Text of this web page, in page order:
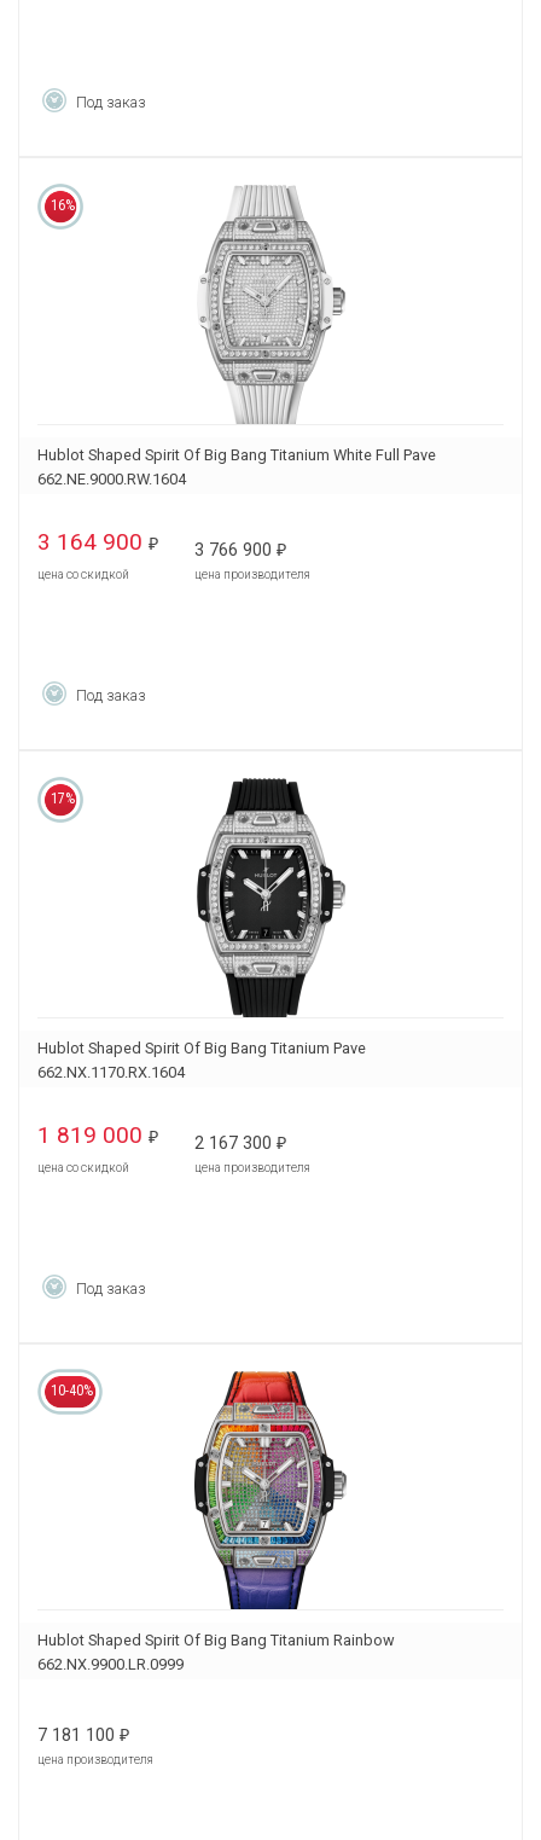
Под заказ
16%
Hublot Shaped Spirit Of Big Bang Titanium White Full Pave
662.NE.9000.RW.1604
3 164 900 ₽
цена со скидкой
3 766 900 ₽
цена производителя
Под заказ
17%
Hublot Shaped Spirit Of Big Bang Titanium Pave
662.NX.1170.RX.1604
1 819 000 ₽
цена со скидкой
2 167 300 ₽
цена производителя
Под заказ
10-40%
Hublot Shaped Spirit Of Big Bang Titanium Rainbow
662.NX.9900.LR.0999
7 181 100 ₽
цена производителя